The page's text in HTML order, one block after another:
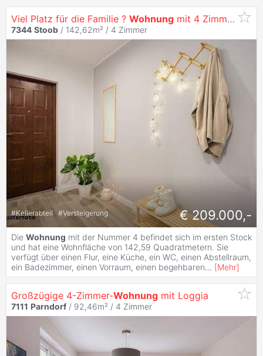
Viel Platz für die Familie ? Wohnung mit 4 Zimmern und Loggien
7344 Stoob / 142,62m² / 4 Zimmer
#Kellerabteil #Versteigerung € 209.000,-
Die Wohnung mit der Nummer 4 befindet sich im ersten Stock
und hat eine Wohnfläche von 142,59 Quadratmetern. Sie
verfügt über einen Flur, eine Küche, ein WC, einen Abstellraum,
ein Badezimmer, einen Vorraum, einen begehbaren... [Mehr]
Großzügige 4-Zimmer-Wohnung mit Loggia
7111 Parndorf / 92,46m² / 4 Zimmer